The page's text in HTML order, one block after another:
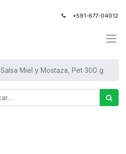
+591-677-04012
Salsa Miel y Mostaza, Pet 300 g